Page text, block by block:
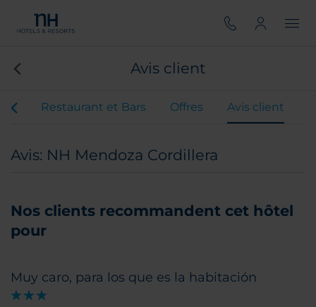
Avis client
Restaurant et Bars Offres Avis client
Avis: NH Mendoza Cordillera
Nos clients recommandent cet hôtel
pour
Muy caro, para los que es la habitación